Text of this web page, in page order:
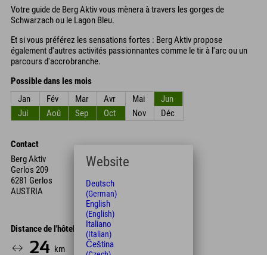
Votre guide de Berg Aktiv vous mènera à travers les gorges de
Schwarzach ou le Lagon Bleu.
Et si vous préférez les sensations fortes : Berg Aktiv propose
également d'autres activités passionnantes comme le tir à l'arc ou un
parcours d'accrobranche.
Possible dans les mois
Jan
Fév Mar Avr Mai
Jun
Jui
Aoû Sep Oct Nov Déc
Contact
Berg Aktiv
Gerlos 209
6281 Gerlos
AUSTRIA
Distance de l'hôtel
24 km 28
Website
Deutsch
(German)
English
(English)
Italiano
(Italian)
Čeština